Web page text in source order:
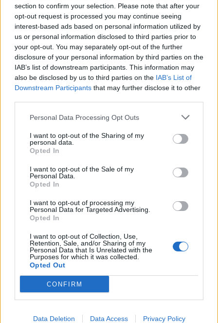
section to confirm your selection. Please note that after your
opt-out request is processed you may continue seeing
interest-based ads based on personal information utilized by
us or personal information disclosed to third parties prior to
your opt-out. You may separately opt-out of the further
disclosure of your personal information by third parties on the
IAB’s list of downstream participants. This information may
also be disclosed by us to third parties on the IAB’s List of
Downstream Participants that may further disclose it to other
Personal Data Processing Opt Outs
I want to opt-out of the Sharing of my
personal data.
Opted In
I want to opt-out of the Sale of my
Personal Data.
Opted In
I want to opt-out of processing my
Personal Data for Targeted Advertising.
Opted In
I want to opt-out of Collection, Use,
Retention, Sale, and/or Sharing of my
Personal Data that Is Unrelated with the
Purposes for which it was collected.
Opted Out
CONFIRM
Data Deletion Data Access Privacy Policy
ADV
Commenti
Accedi o
L'email è richiesta ma non verrà mostrata ai visitatori. Il contenuto di questo
commento esprime il pensiero dell'autore e non rappresenta la linea editoriale
di VareseNews.it, che rimane autonoma e indipendente. I messaggi inclusi nei
che includano uno o più link a siti esterni verranno rimossi in automatico dal